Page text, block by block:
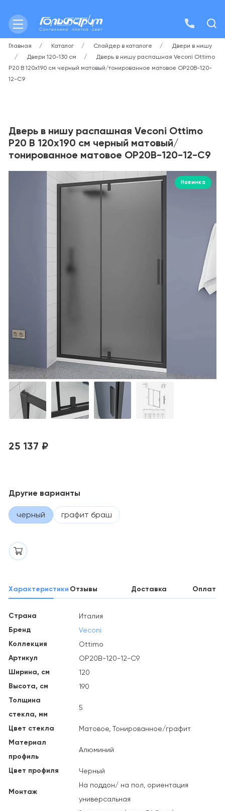
Главная Каталог Слайдер в каталоге
Двери в нишу
Двери 120-130 см
Дверь в нишу распашная Veconi Ottimo
P20 B 120х190 см черный матовый/тонированное матовое OP20B-120-
12-C9
Дверь в нишу распашная Veconi Ottimo
P20 B 120х190 см черный матовый/
тонированное матовое OP20B-120-12-C9
Новинка
25 137 ₽
Другие варианты
черный графит браш
Характеристики Отзывы Доставка Оплата
Страна Италия
Бренд Veconi
Коллекция Ottimo
Артикул OP20B-120-12-C9
Ширина, см 120
Высота, см 190
Толщина
стекла, мм
5
Цвет стекла Матовое, Тонированное/графит
Материал
профиль
Алюминий
Цвет профиля Черный
Монтаж
На поддон/ на пол, ориентация
универсальная